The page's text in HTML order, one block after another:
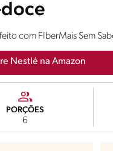
com FIberMais Sem
Nestlé na Amazon
PORÇÕES
6